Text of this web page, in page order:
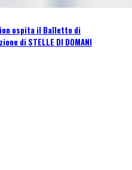
ospita il Balletto di
di STELLE DI DOMANI